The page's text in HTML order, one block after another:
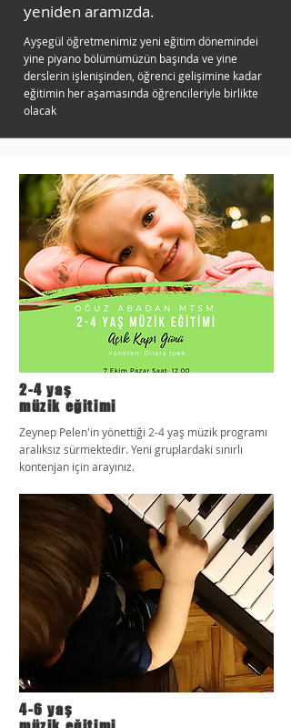
yeniden aramızda.
Ayşegül öğretmenimiz yeni eğitim dönemindei
yine piyano bölümümüzün başında ve yine
derslerin işlenişinden, öğrenci gelişimine kadar
eğitimin her aşamasında öğrencileriyle birlikte
olacak
2-4 yaş
müzik eğitimi
Zeynep Pelen'in yönettiği 2-4 yaş müzik programı
aralıksız sürmektedir. Yeni gruplardaki sınırlı
kontenjan için arayınız.
4-6 yaş